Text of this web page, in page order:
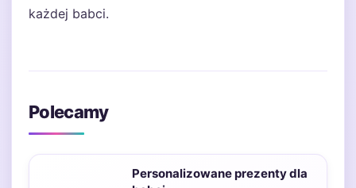
każdej babci.
Polecamy
Personalizowane prezenty dla